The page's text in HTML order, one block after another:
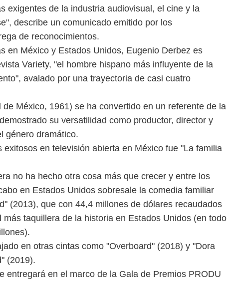
exigentes de la industria audiovisual, el cine y la
describe un comunicado emitido por los
de reconocimientos.
en México y Estados Unidos, Eugenio Derbez es
Variety, "el hombre hispano más influyente de la
avalado por una trayectoria de casi cuatro
México, 1961) se ha convertido en un referente de la
su versatilidad como productor, director y
género dramático.
exitosos en televisión abierta en México fue "La familia
no ha hecho otra cosa más que crecer y entre los
en Estados Unidos sobresale la comedia familiar
(2013), que con 44,4 millones de dólares recaudados
taquillera de la historia en Estados Unidos (en todo
en otras cintas como "Overboard" (2018) y "Dora
(2019).
entregará en el marco de la Gala de Premios PRODU